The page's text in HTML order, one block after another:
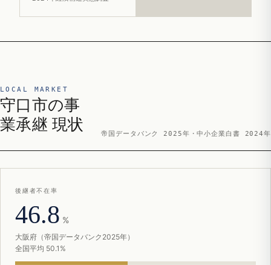
LOCAL MARKET
守口市の事
業承継 現状
帝国データバンク 2025年・中小企業白書 2024年
後継者不在率
46.8 %
大阪府（帝国データバンク2025年）
全国平均 50.1%